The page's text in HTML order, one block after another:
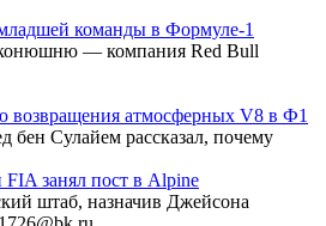
команды в Формуле-1
— компания Red Bull
возвращения атмосферных V8 в Ф1
Сулайем рассказал, почему
занял пост в Alpine
штаб, назначив Джейсона